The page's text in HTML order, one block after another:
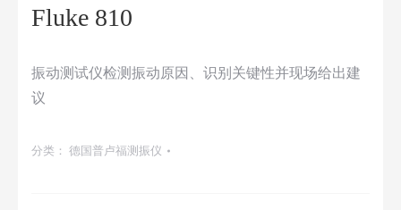
Fluke 810
振动测试仪检测振动原因、识别关键性并现场给出建
议
分类： 德国普卢福测振仪